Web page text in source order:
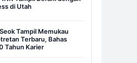
di Utah
Tampil Memukau
Terbaru, Bahas
Tahun Karier